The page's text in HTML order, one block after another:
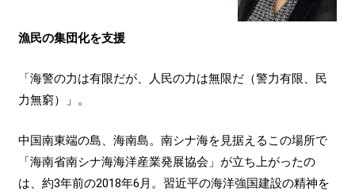
漁民の集団化を支援
「海警の力は有限だが、人民の力は無限だ（警力有限、民
力無窮）」。
中国南東端の島、海南島。南シナ海を見据えるこの場所で
「海南省南シナ海海洋産業発展協会」が立ち上がったの
は、約3年前の2018年6月。習近平の海洋強国建設の精神を